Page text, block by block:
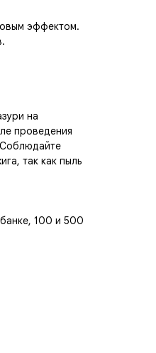
эффектом.
на
проведения
так как пыль
100 и 500